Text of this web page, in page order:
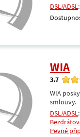
DSL/ADSL
WIA
3.7
WIA
smlouvy.
DSL/ADSL
Pevné